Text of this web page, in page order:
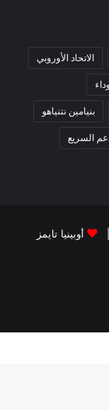
الاتحاد الأوروبي
بنيامين نتنياهو
السريع
أوبينيا تايمز